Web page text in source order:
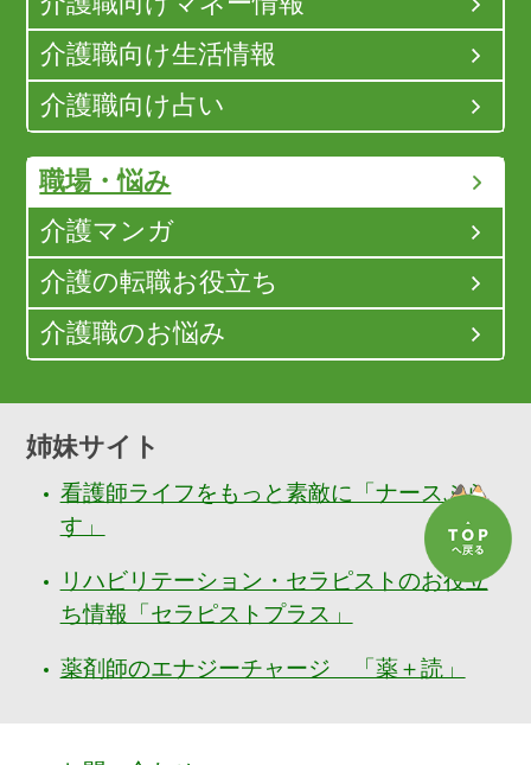
介護職向け生活情報
介護職向け占い
職場・悩み
介護マンガ
介護の転職お役立ち
介護職のお悩み
姉妹サイト
看護師ライフをもっと素敵に「ナースぷら
す」
リハビリテーション・セラピストのお役立
ち情報「セラピストプラス」
薬剤師のエナジーチャージ 「薬＋読」